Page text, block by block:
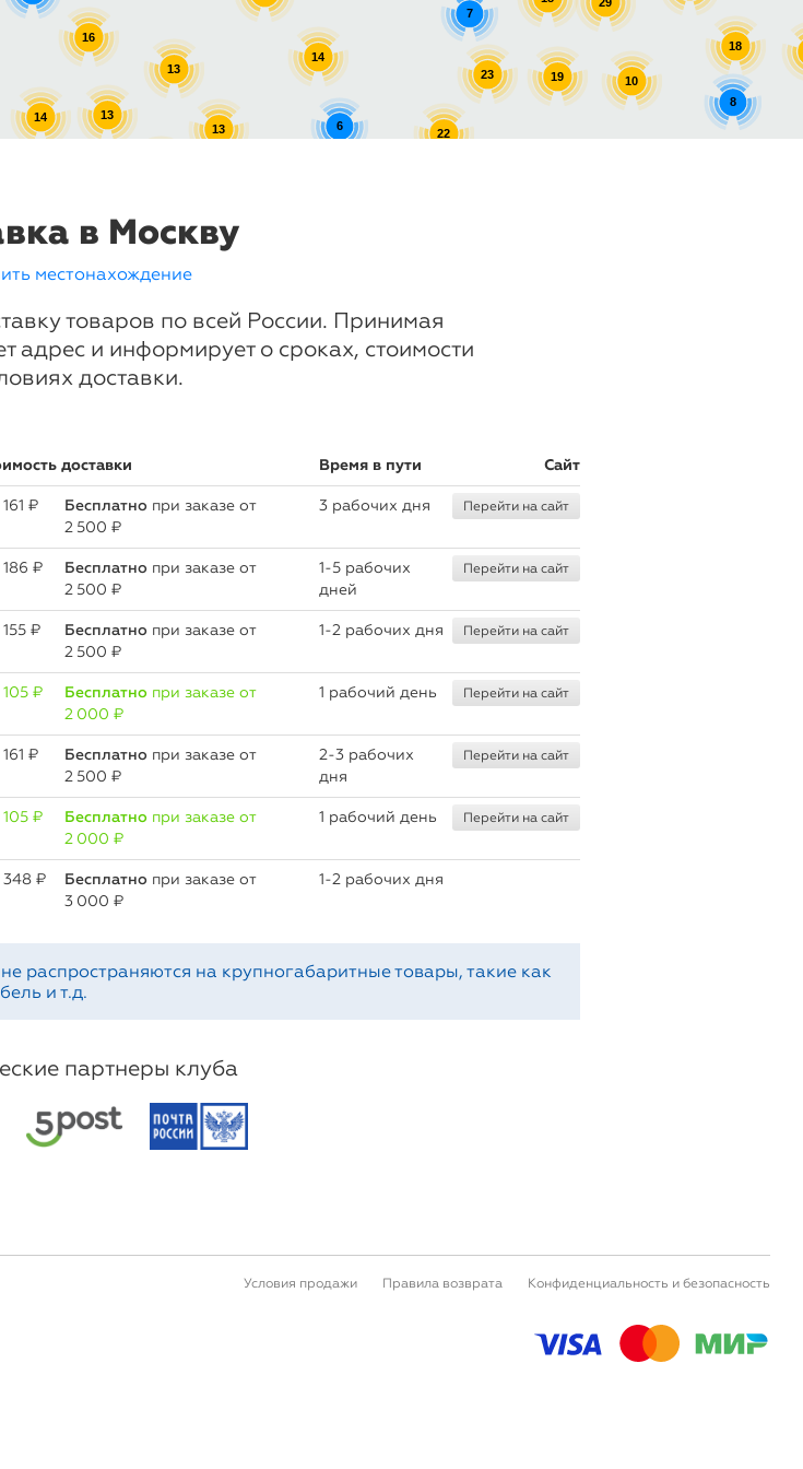
19
13
23
13
10
13
16
22
18
6
14
14
8
7
в Москву
местонахождение
товаров по всей России. Принимая
адрес и информирует о сроках, стоимости
доставки.
доставки Время в пути Сайт
₽ Бесплатнопри заказе от
2 500 ₽
3 рабочих дня Перейти на сайт
186 ₽ Бесплатнопри заказе от
2 500 ₽
1-5 рабочих
дней
Перейти на сайт
155 ₽ Бесплатнопри заказе от
2 500 ₽
1-2 рабочих дня Перейти на сайт
105 ₽ Бесплатнопри заказе от
2 000 ₽
1 рабочий день Перейти на сайт
₽ Бесплатнопри заказе от
2 500 ₽
2-3 рабочих
дня
Перейти на сайт
105 ₽ Бесплатнопри заказе от
2 000 ₽
1 рабочий день Перейти на сайт
348 ₽ Бесплатнопри заказе от
3 000 ₽
1-2 рабочих дня
распространяются на крупногабаритные товары, такие как
и т.д.
партнеры клуба
Условия продажи Правила возврата Конфиденциальность и безопасность